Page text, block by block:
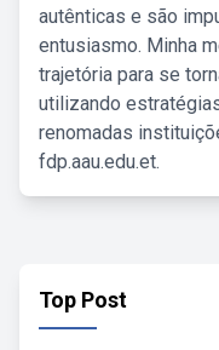
autênticas e são
entusiasmo. Minha
trajetória para se
utilizando
renomadas
fdp.aau.edu.et.
Top Post